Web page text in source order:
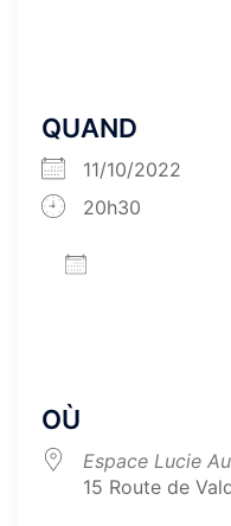
QUAND
11/10/2022
20h30
OÙ
Espace Lucie
15 Route de